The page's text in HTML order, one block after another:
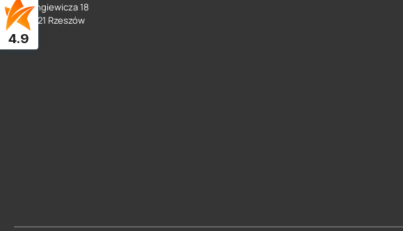
ul. Langiewicza 18
35 - 021 Rzeszów
4.9